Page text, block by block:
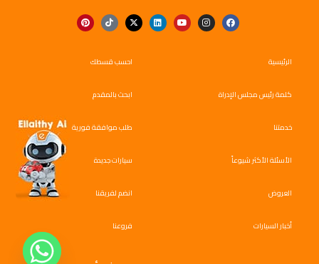
الرئيسية
كلمة رئيس مجلس الإدراة
خدمتنا
الأسئلة الأكثر شيوعاً
العروض
أخبار السيارات
احسب قسطك
ابحث بالمقدم
طلب موافقة فورية
سيارات جديدة
انضم لفريقنا
فروعنا